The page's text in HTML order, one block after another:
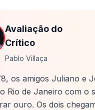
Avaliação do
Crítico
Pablo Villaça
os amigos Juliano e
Rio de Janeiro com o
ouro. Os dois